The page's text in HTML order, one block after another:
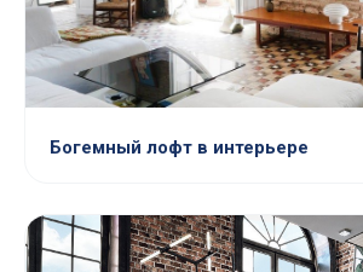
Богемный лофт в интерьере